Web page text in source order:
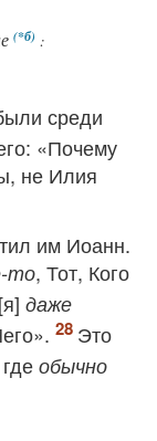
:
среди
«Почему
не Илия
им Иоанн.
то, Тот, Кого
даже
Это
обычно